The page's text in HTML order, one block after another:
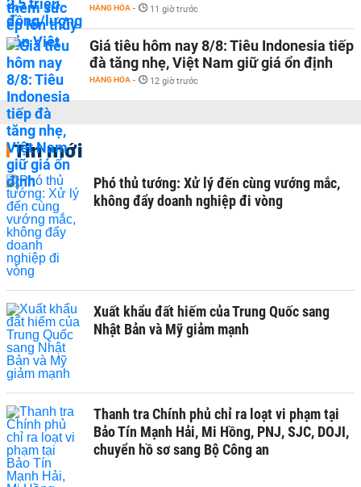
HÀNG HÓA - 11 giờ trước
Giá tiêu hôm nay 8/8: Tiêu Indonesia tiếp
đà tăng nhẹ, Việt Nam giữ giá ổn định
HÀNG HÓA - 12 giờ trước
Tin mới
Phó thủ tướng: Xử lý đến cùng vướng mắc,
không đẩy doanh nghiệp đi vòng
Xuất khẩu đất hiếm của Trung Quốc sang
Nhật Bản và Mỹ giảm mạnh
Thanh tra Chính phủ chỉ ra loạt vi phạm tại
Bảo Tín Mạnh Hải, Mi Hồng, PNJ, SJC, DOJI,
chuyển hồ sơ sang Bộ Công an